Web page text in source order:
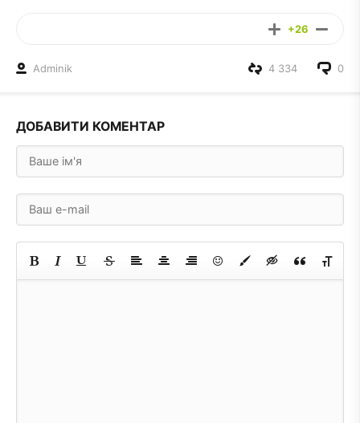
+26
Adminik 0
4 334
ДОБАВИТИ КОМЕНТАР